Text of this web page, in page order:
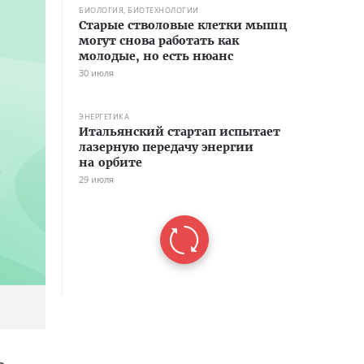
БИОЛОГИЯ, БИОТЕХНОЛОГИИ
Старые стволовые клетки мышц
могут снова работать как
молодые, но есть нюанс
30 июля
ЭНЕРГЕТИКА
Итальянский стартап испытает
лазерную передачу энергии
на орбите
29 июля